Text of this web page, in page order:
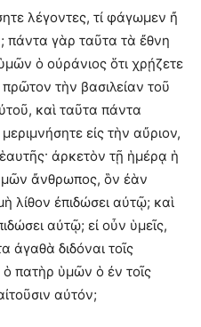
λέγοντες, τί φάγωμεν ἤ
πάντα γὰρ ταῦτα τὰ ἔθνη
ὁ οὐράνιος ὅτι χρῄζετε
τὴν βασιλείαν τοῦ
καὶ ταῦτα πάντα
εἰς τὴν αὔριον,
ἀρκετὸν τῇ ἡμέρᾳ ἡ
ἄνθρωπος, ὃν ἐὰν
λίθον ἐπιδώσει αὐτῷ; καὶ
αὐτῷ; εἰ οὖν ὑμεῖς,
ἀγαθὰ διδόναι τοῖς
πατὴρ ὑμῶν ὁ ἐν τοῖς
αὐτόν;